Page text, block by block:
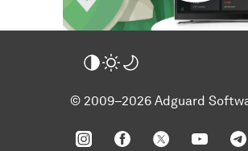
© 2009–2026 Adguard